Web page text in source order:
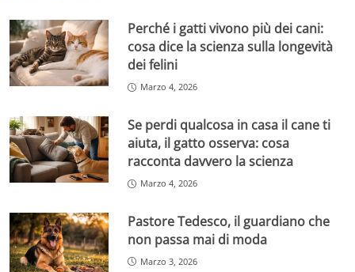
Perché i gatti vivono più dei cani:
cosa dice la scienza sulla longevità
dei felini
Marzo 4, 2026
Se perdi qualcosa in casa il cane ti
aiuta, il gatto osserva: cosa
racconta davvero la scienza
Marzo 4, 2026
Pastore Tedesco, il guardiano che
non passa mai di moda
Marzo 3, 2026